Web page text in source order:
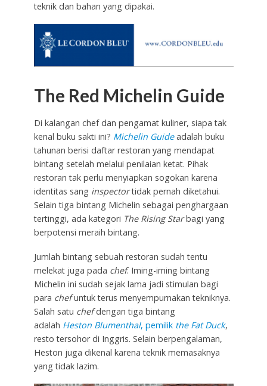
teknik dan bahan yang dipakai.
The Red Michelin Guide
Di kalangan chef dan pengamat kuliner, siapa tak
kenal buku sakti ini? Michelin Guideadalah buku
tahunan berisi daftar restoran yang mendapat
bintang setelah melalui penilaian ketat. Pihak
restoran tak perlu menyiapkan sogokan karena
identitas sang inspectortidak pernah diketahui.
Selain tiga bintang Michelin sebagai penghargaan
tertinggi, ada kategori The Rising Starbagi yang
berpotensi meraih bintang.
Jumlah bintang sebuah restoran sudah tentu
melekat juga pada chef. Iming-iming bintang
Michelin ini sudah sejak lama jadi stimulan bagi
para chefuntuk terus menyempurnakan tekniknya.
Salah satu chefdengan tiga bintang
adalah Heston Blumenthal, pemilik the Fat Duck,
resto tersohor di Inggris. Selain berpengalaman,
Heston juga dikenal karena teknik memasaknya
yang tidak lazim.